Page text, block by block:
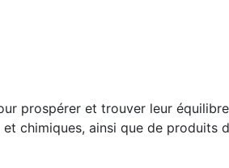
prospérer et trouver leur
chimiques, ainsi que de produits